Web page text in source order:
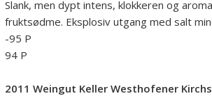
Slank, men dypt intens, klokkeren og
fruktsødme. Eksplosiv utgang med salt
-95 P
94 P
2011 Weingut Keller Westhofener